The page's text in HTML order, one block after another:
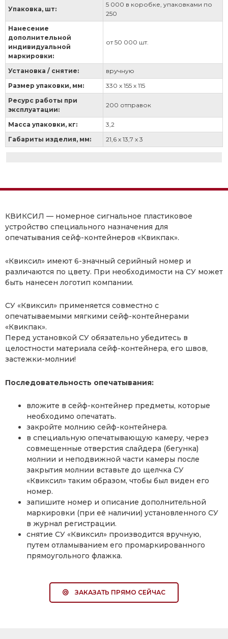
Упаковка, шт:
5 000 в коробке, упаковками по
250
Нанесение
дополнительной
индивидуальной
маркировки:
от 50 000 шт.
Установка / снятие:
вручную
Размер упаковки, мм:
330 х 155 х 115
Ресурс работы при
эксплуатации:
200 отправок
Масса упаковки, кг:
3,2
Габариты изделия, мм:
21,6 х 13,7 х 3
КВИКСИЛ — номерное сигнальное пластиковое
устройство специального назначения для
опечатывания сейф-контейнеров «Квикпак».
«Квиксил» имеют 6-значный серийный номер и
различаются по цвету. При необходимости на СУ может
быть нанесен логотип компании.
СУ «Квиксил» применяется совместно с
опечатываемыми мягкими сейф-контейнерами
«Квикпак».
Перед установкой СУ обязательно убедитесь в
целостности материала сейф-контейнера, его швов,
застежки-молнии!
Последовательность опечатывания:
вложите в сейф-контейнер предметы, которые
необходимо опечатать.
закройте молнию сейф-контейнера.
в специальную опечатывающую камеру, через
совмещенные отверстия слайдера (бегунка)
молнии и неподвижной части камеры после
закрытия молнии вставьте до щелчка СУ
«Квиксил» таким образом, чтобы был виден его
номер.
запишите номер и описание дополнительной
маркировки (при её наличии) установленного СУ
в журнал регистрации.
снятие СУ «Квиксил» производится вручную,
путем отламыванием его промаркированного
прямоугольного флажка.
ЗАКАЗАТЬ ПРЯМО СЕЙЧАС